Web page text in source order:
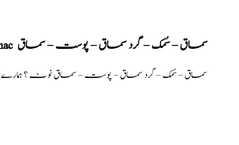
Sumaq, Sumac سماق – سُمک – گرد سماق – پوست – سماق
Sumaq, Sumac سماق – سُمک – گرد سماق – پوست – سماق نوٹ ؟ ہمارے